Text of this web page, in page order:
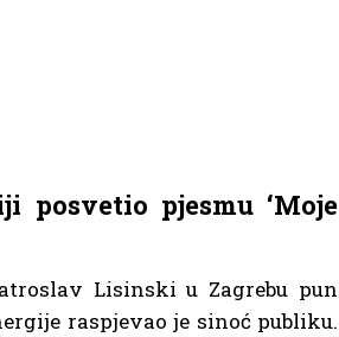
posvetio pjesmu ‘Moje
Lisinski u Zagrebu pun
raspjevao je sinoć publiku.